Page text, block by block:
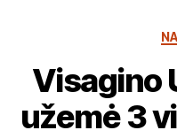
Visagino
užemė 3